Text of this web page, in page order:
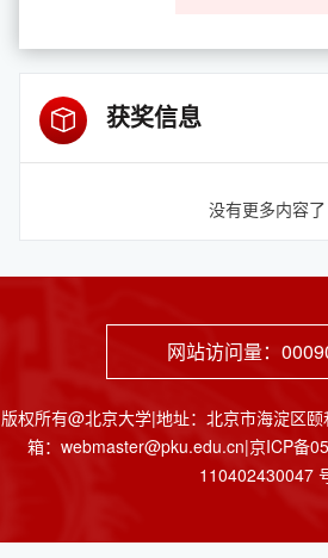
获奖信息
没有更多内容了
网站访问量：
版权所有@北京大学|地址：北京市海淀区
箱：webmaster@pku.edu.cn|京ICP备
110402430047